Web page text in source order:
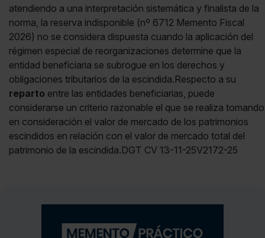
atendiendo a una interpretación sistemática y finalista de la
norma, la reserva indisponible (nº 6712 Memento Fiscal
2026) no se considera dispuesta cuando la aplicación del
régimen especial de reorganizaciones determine que la
entidad beneficiaria se subrogue en los derechos y
obligaciones tributarios de la escindida.Respecto a su
reparto entre las entidades beneficiarias, puede
considerarse un criterio razonable el que se realiza tomando
en consideración el valor de mercado de los patrimonios
escindidos en relación con el valor de mercado total del
patrimonio de la escindida.DGT CV 13-11-25V2172-25